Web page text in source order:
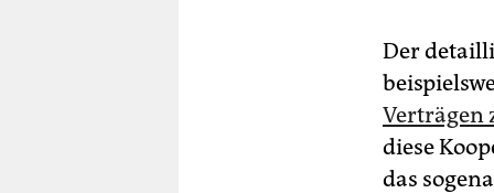
Der
Verträgen
diese
das